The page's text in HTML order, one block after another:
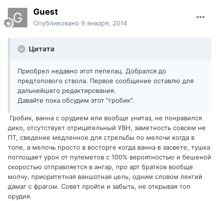
Guest
Опубликовано 9 января, 2014
Цитата
Приобрел недавно этот пепелац. Добрался до
предтопового ствола. Первое сообщение оставлю для
дальнейшего редактирования.
Давайте пока обсудим этот "гробик".
Гробик, ванна с орудием или вообще унитаз, не понравился
дико, отсутствует отрицательный УВН, заметность совсем не
ПТ, сведение медленное для стрельбы по мелочи когда в
топе, а мелочь просто в восторге когда ванна в засвете, тушка
поглощает урон от пулеметов с 100% вероятностью и бешеной
скоростью отправляется в ангар, про арт братков вообще
молчу, приоритетная ваншотная цель, одним словом лекгий
дамаг с фрагом. Совет пройти и забыть, не открывая топ
орудия.